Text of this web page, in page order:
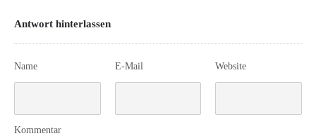
Antwort hinterlassen
Name E-Mail Website
Kommentar